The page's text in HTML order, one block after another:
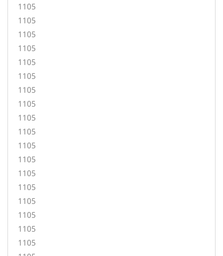
1105
1105
1105
1105
1105
1105
1105
1105
1105
1105
1105
1105
1105
1105
1105
1105
1105
1105